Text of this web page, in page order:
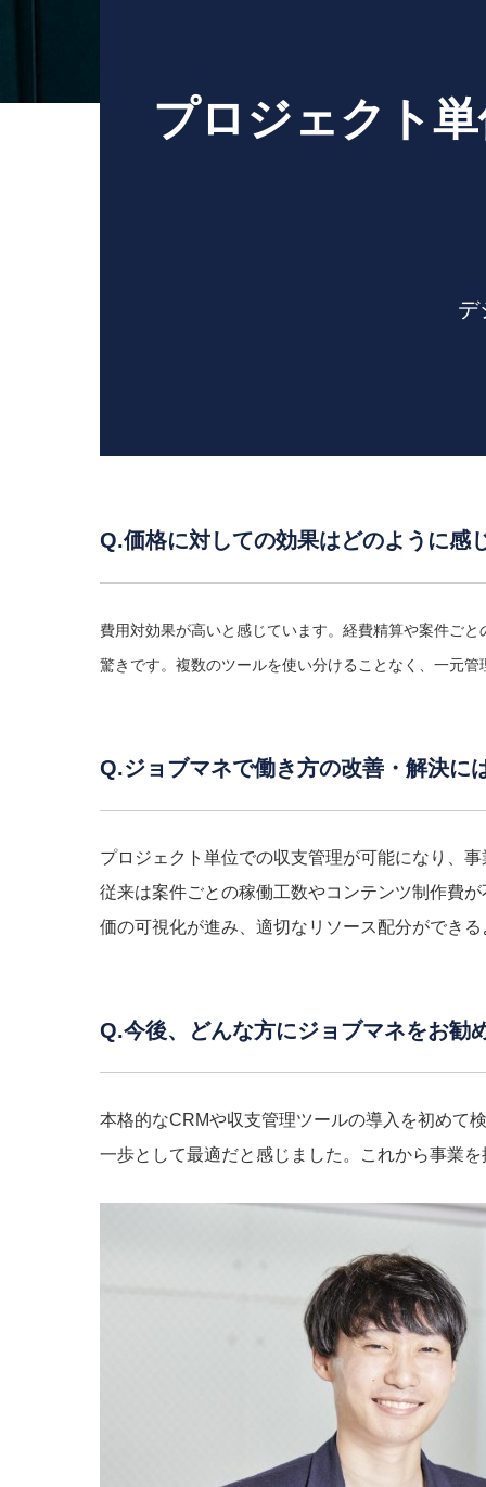
プロジェクト
デ
Q.価格に対しての効果はどのように感
費用対効果が高いと感じています。経費精算や案件ご
驚きです。複数のツールを使い分けることなく、一元
Q.ジョブマネで働き方の改善・解決に
プロジェクト単位での収支管理が可能になり、
従来は案件ごとの稼働工数やコンテンツ制作費
価の可視化が進み、適切なリソース配分ができ
Q.今後、どんな方にジョブマネをお勧
本格的なCRMや収支管理ツールの導入を初めて
一歩として最適だと感じました。これから事業